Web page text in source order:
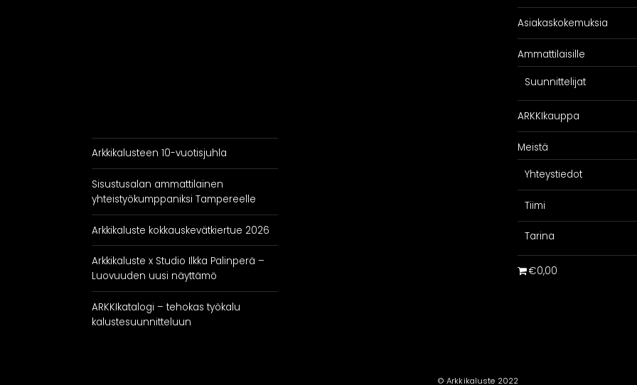
Arkkikalusteen 10-vuotisjuhla
Sisustusalan ammattilainen
yhteistyökumppaniksi Tampereelle
Arkkikaluste kokkauskevätkiertue 2026
Arkkikaluste x Studio Ilkka Palinperä –
Luovuuden uusi näyttämö
ARKKIkatalogi – tehokas työkalu
kalustesuunnitteluun
Asiakaskokemuksia
Ammattilaisille
Suunnittelijat
ARKKIkauppa
Meistä
Yhteystiedot
Tiimi
Tarina
€0,00
© Arkkikaluste 2022